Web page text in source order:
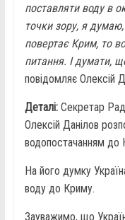
поставляти воду в
точки зору, я
повертає Крим, то
питання. І думати,
повідомляє Олексій
Деталі: Секретар
Олексій Данілов
водопостачанням до
На його думку
воду до Криму.
Зауважимо, що